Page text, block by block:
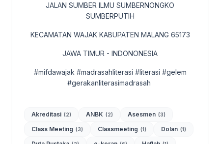
JALAN SUMBER ILMU SUMBERNONGKO
SUMBERPUTIH
KECAMATAN WAJAK KABUPATEN MALANG 65173
JAWA TIMUR - INDONONESIA
#mifdawajak #madrasahliterasi #literasi #gelem
#gerakanliterasimadrasah
Akreditasi (2) ANBK (2) Asesmen (3)
Class Meeting (3) Classmeeting (1) Dolan (1)